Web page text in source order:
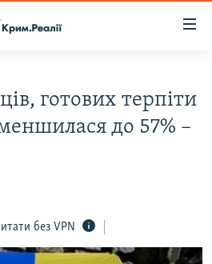
готових терпіти
до 57% –
без VPN